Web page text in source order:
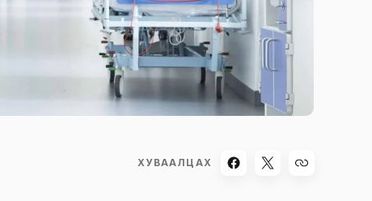
ХУВААЛЦАХ